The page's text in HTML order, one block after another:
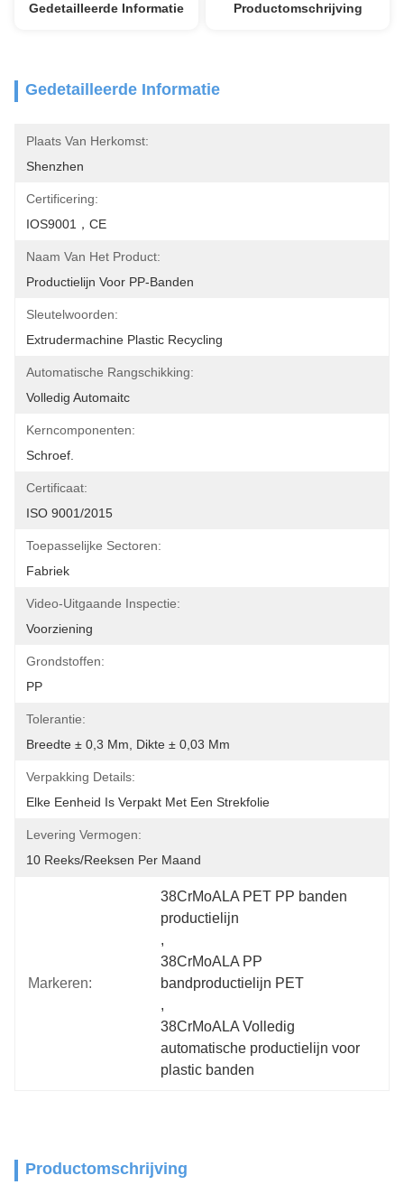
Gedetailleerde Informatie Productomschrijving
Gedetailleerde Informatie
Plaats Van Herkomst:
Shenzhen
Certificering:
IOS9001，CE
Naam Van Het Product:
Productielijn Voor PP-Banden
Sleutelwoorden:
Extrudermachine Plastic Recycling
Automatische Rangschikking:
Volledig Automaitc
Kerncomponenten:
Schroef.
Certificaat:
ISO 9001/2015
Toepasselijke Sectoren:
Fabriek
Video-Uitgaande Inspectie:
Voorziening
Grondstoffen:
PP
Tolerantie:
Breedte ± 0,3 Mm, Dikte ± 0,03 Mm
Verpakking Details:
Elke Eenheid Is Verpakt Met Een Strekfolie
Levering Vermogen:
10 Reeks/Reeksen Per Maand
Markeren:
38CrMoALA PET PP banden
productielijn
,
38CrMoALA PP
bandproductielijn PET
,
38CrMoALA Volledig
automatische productielijn voor
plastic banden
Productomschrijving